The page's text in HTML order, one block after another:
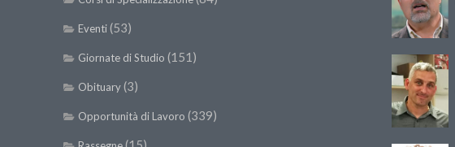
Eventi(53)
Giornate di Studio (151)
Obituary(3)
Opportunità di Lavoro (339)